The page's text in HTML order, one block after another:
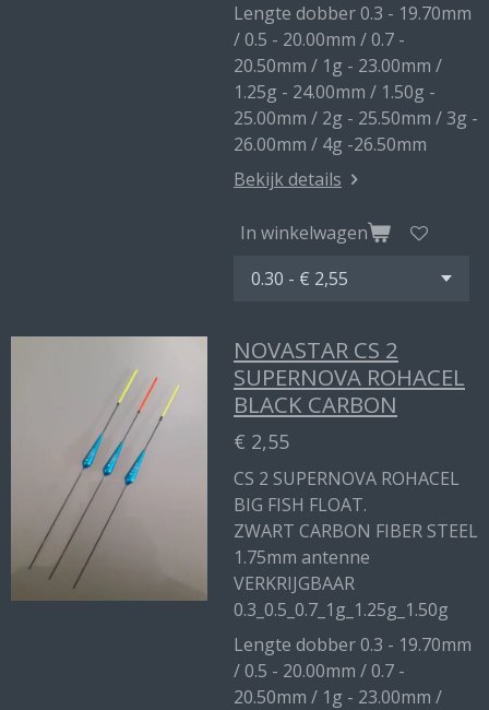
Lengte dobber 0.3 - 19.70mm
/ 0.5 - 20.00mm / 0.7 -
20.50mm / 1g - 23.00mm /
1.25g - 24.00mm / 1.50g -
25.00mm / 2g - 25.50mm / 3g -
26.00mm / 4g -26.50mm
Bekijk details
In winkelwagen
NOVASTAR CS 2
SUPERNOVA ROHACEL
BLACK CARBON
€ 2,55
CS 2 SUPERNOVA ROHACEL
BIG FISH FLOAT.
ZWART CARBON FIBER STEEL
1.75mm antenne
VERKRIJGBAAR
0.3_0.5_0.7_1g_1.25g_1.50g
Lengte dobber 0.3 - 19.70mm
/ 0.5 - 20.00mm / 0.7 -
20.50mm / 1g - 23.00mm /